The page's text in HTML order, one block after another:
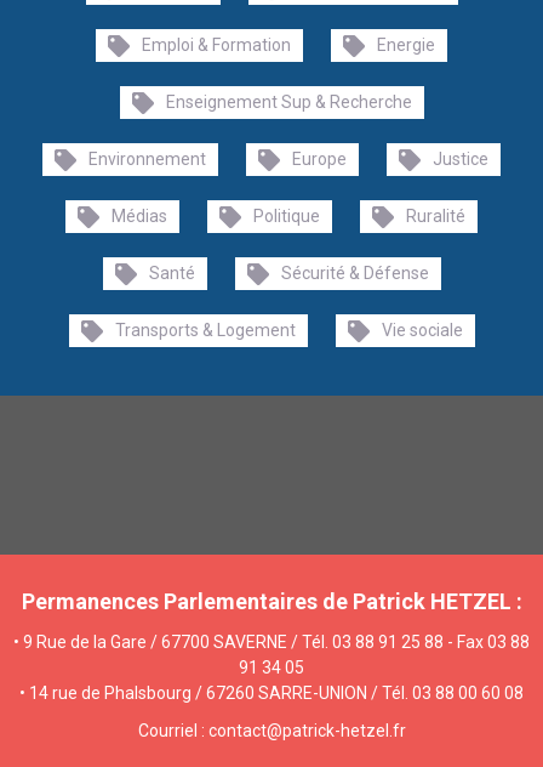
Emploi & Formation Energie
Enseignement Sup & Recherche
Environnement Europe Justice
Médias Politique Ruralité
Santé Sécurité & Défense
Transports & Logement Vie sociale
Permanences Parlementaires de Patrick HETZEL :
• 9 Rue de la Gare / 67700 SAVERNE / Tél. 03 88 91 25 88 - Fax 03 88
91 34 05
• 14 rue de Phalsbourg / 67260 SARRE-UNION / Tél. 03 88 00 60 08
Courriel : contact@patrick-hetzel.fr